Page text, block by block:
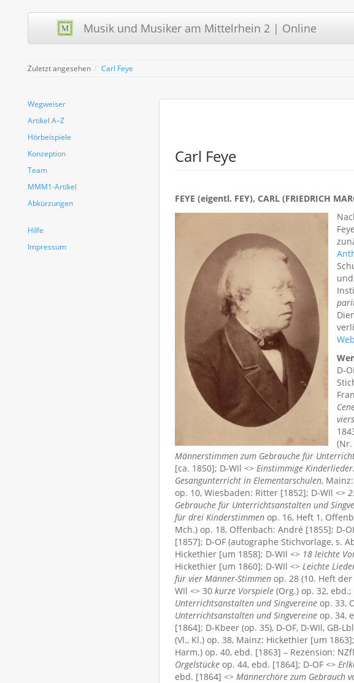
Musik und Musiker am Mittelrhein 2 | Online
Zuletzt angesehen Carl Feye
Wegweiser
Artikel A–Z
Hörbeispiele
Konzeption
Team
MMM1-Artikel
Abkürzungen
Hilfe
Impressum
Carl Feye
FEYE (eigentl. FEY), CARL (FRIEDRICH
und
D-
Männerstimmen zum Gebrauche für
[ca. 1850]; D-WIl <> Einstimmige
Gesangunterricht in Elementarschulen, Mainz:
op. 10, Wiesbaden: Ritter [1852]; D-WIl <>
Gebrauche für Unterrichtsanstalten und
für drei Kinderstimmen op. 16, Heft 1,
Mch.) op. 18, Offenbach: André [1855]; D-
[1857]; D-OF (autographe Stichvorlage, s.
Hickethier [um 1858]; D-WIl <> 18 leichte
Hickethier [um 1860]; D-WIl <> Leichte
für vier Männer-Stimmen op. 28 (10. Heft
WIl <> 30 kurze Vorspiele (Org.) op. 32,
Unterrichtsanstalten und Singvereine op. 33,
Unterrichtsanstalten und Singvereine op. 34,
[1864]; D-Kbeer (op. 35), D-OF, D-WIl, GB-
(Vl., Kl.) op. 38, Mainz: Hickethier [um
Harm.) op. 40, ebd. [1863] – Rezension:
Orgelstücke op. 44, ebd. [1864]; D-OF <>
ebd. [1864] <> Männerchöre zum Gebrauch